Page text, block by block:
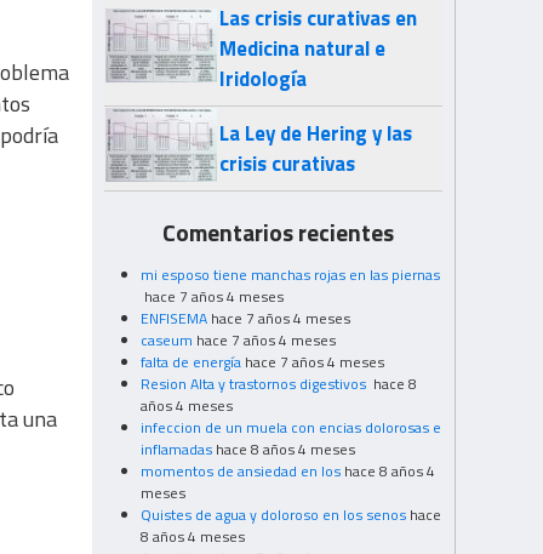
una
Las crisis curativas en
Medicina natural e
Iridología
La Ley de Hering y las
crisis curativas
Comentarios recientes
mi esposo tiene manchas rojas en las piernas
hace 7 años 4 meses
ENFISEMA hace 7 años 4 meses
caseum hace 7 años 4 meses
falta de energía hace 7 años 4 meses
Resion Alta y trastornos digestivos hace 8
años 4 meses
infeccion de un muela con encias dolorosas e
inflamadas hace 8 años 4 meses
momentos de ansiedad en los hace 8 años 4
meses
Quistes de agua y doloroso en los senos hace
8 años 4 meses